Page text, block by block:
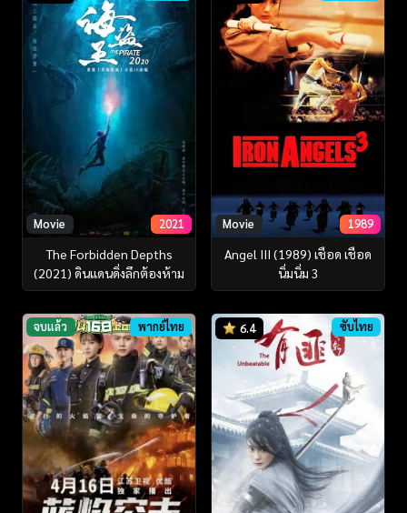
Movie 2021
The Forbidden Depths
(2021) ดินแดนดิ่งลึกต้องห้าม
Movie 1989
Angel III (1989) เชือด เชือด
นิ่มนิ่ม 3
จบแล้ว พากย์ไทย 6.4 ซับไทย